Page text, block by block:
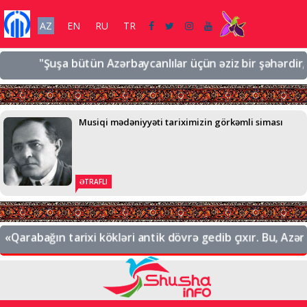
AZ EN RU TR
"Şuşa bütün Azərbaycanlılar üçün əziz bir şəhərdir,
Musiqi mədəniyyəti tariximizin görkəmli siması
ƏTRAFLI
tarixi kökləri antik dövrə gedib çıxır. Bu,